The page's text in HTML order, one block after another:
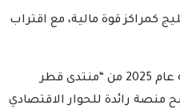
كمراكز قوة مالية، مع اقتراب
من جانبها، قالت السيدة كارين سالتسر الرئيس التنفيذي لبلومبرغ ميديا، إن نسخة عام 2025 من “منتدى قطر
رائدة للحوار الاقتصادي